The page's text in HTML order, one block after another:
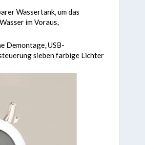
Wassertank, um das
im Voraus,
Demontage, USB-
sieben farbige Lichter